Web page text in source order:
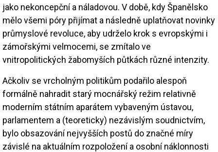
jako nekoncepční a náladovou. V době, kdy Španělsko
mělo všemi póry přijímat a následně uplatňovat novinky
průmyslové revoluce, aby udrželo krok s evropskými i
zámořskými velmocemi, se zmítalo ve
vnitropolitických žabomyších půtkách různé intenzity.
Ačkoliv se vrcholným politikům podařilo alespoň
formálně nahradit starý mocnářský režim relativně
moderním státním aparátem vybaveným ústavou,
parlamentem a (teoreticky) nezávislým soudnictvím,
bylo obsazování nejvyšších postů do značné míry
závislé na aktuálním rozpoložení a osobní náklonnosti